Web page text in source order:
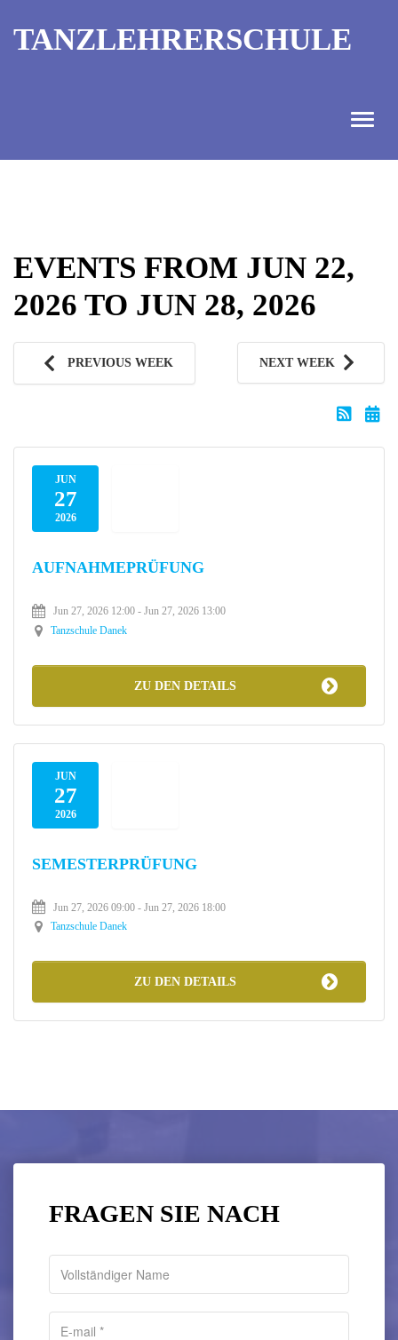
TANZLEHRERSCHULE
AUSBILDUNGTERMINE
KONTAKT
TANZMEISTER
EVENTS FROM JUN 22,
2026 TO JUN 28, 2026
PREVIOUS WEEK NEXT WEEK
JUN
27
2026
AUFNAHMEPRÜFUNG
Jun 27, 2026 12:00 - Jun 27, 2026 13:00
Tanzschule Danek
ZU DEN DETAILS
JUN
27
2026
SEMESTERPRÜFUNG
Jun 27, 2026 09:00 - Jun 27, 2026 18:00
Tanzschule Danek
ZU DEN DETAILS
FRAGEN SIE NACH